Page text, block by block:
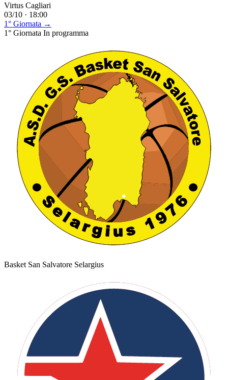
Virtus Cagliari
03/10 · 18:00
1° Giornata →
1° Giornata In programma
Basket San Salvatore Selargius